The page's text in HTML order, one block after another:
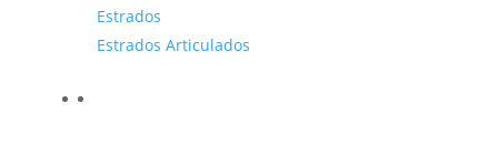
Estrados
Estrados Articulados